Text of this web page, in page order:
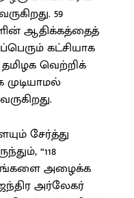
59
ஆதிக்கத்தைத்
கட்சியாக
வெற்றிக்
சேர்த்து
“118
அழைக்க
அர்லேகர்